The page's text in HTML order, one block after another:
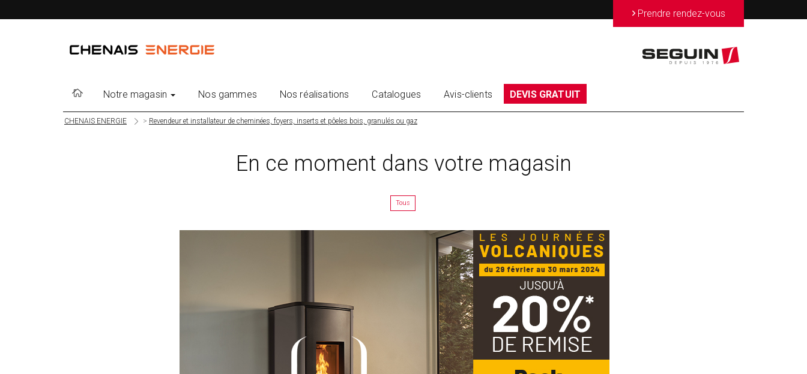
> Prendre rendez-vous
Notre magasin Nos gammes Nos réalisations Catalogues Avis-clients DEVIS GRATUIT
CHENAIS ENERGIE > Revendeur et installateur de cheminées, foyers, inserts et pôeles bois, granulés ou gaz
En ce moment dans votre magasin
Tous